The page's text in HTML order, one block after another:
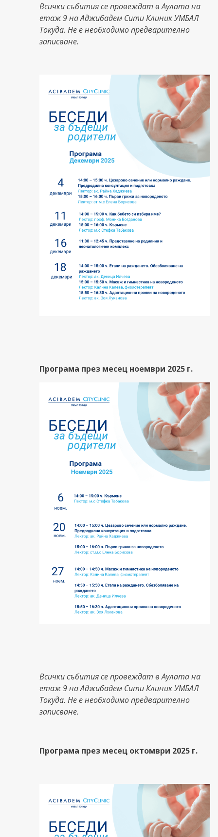
Всички събития се провеждат в Аулата на
етаж 9 на Аджибадем Сити Клиник УМБАЛ
Токуда. Не е необходимо предварително
записване.
Програма през месец ноември 2025 г.
Всички събития се провеждат в Аулата на
етаж 9 на Аджибадем Сити Клиник УМБАЛ
Токуда. Не е необходимо предварително
записване.
Програма през месец октомври 2025 г.